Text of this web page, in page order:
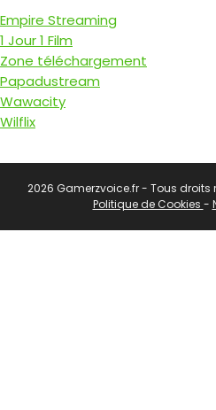
Empire Streaming
1 Jour 1 Film
Zone téléchargement
Papadustream
Wawacity
Wilflix
2026 Gamerzvoice.fr - Tous droits
Politique de Cookies -